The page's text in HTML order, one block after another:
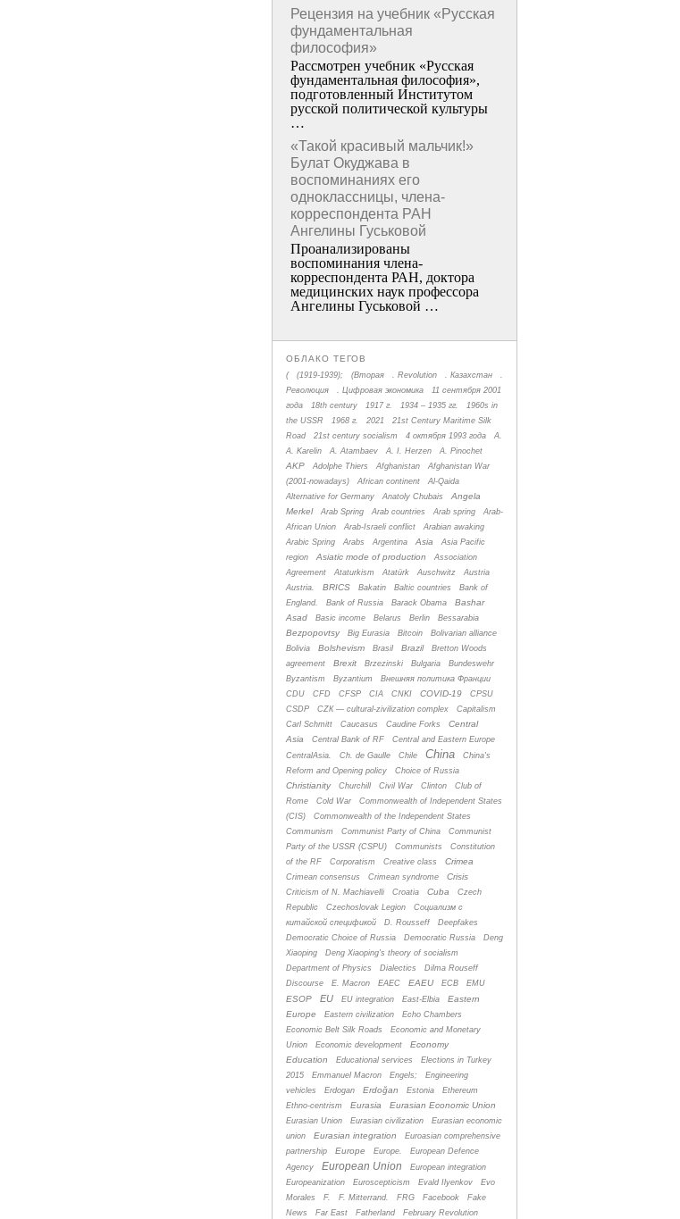
Рецензия на учебник «Русская
фундаментальная
философия»
Рассмотрен учебник «Русская
фундаментальная философия»,
подготовленный Институтом
русской политической культуры
…
«Такой красивый мальчик!»
Булат Окуджава в
воспоминаниях его
одноклассницы, члена-
корреспондента РАН
Ангелины Гуськовой
Проанализированы
воспоминания члена­
корреспондента РАН, доктора
медицинских наук профессора
Ангелины Гуськовой …
ОБЛАКО ТЕГОВ
( (1919-1939); (Вторая . Revolution . Казахстан
.
Революция
. Цифровая экономика
11 сентября 2001
года
18th century 1917 г. 1934 – 1935 гг.
1960s in
the USSR
1968 г. 2021
21st Century Maritime Silk
Road
21st century socialism 4 октября 1993 года
A.
A. Karelin
A. Atambaev A. I. Herzen A. Pinochet
AKP Adolphe Thiers Afghanistan
Afghanistan War
(2001-nowadays)
African continent
Al-Qaida
Alternative for Germany
Anatoly Chubais
Angela
Merkel
Arab Spring Arab countries Arab spring
Arab-
African Union
Arab-Israeli conflict
Arabian awaking
Arabic Spring
Arabs Argentina Asia
Asia Pacific
region
Asiatic mode of production
Association
Agreement
Ataturkism Atatürk Auschwitz
Austria
Austria.
BRICS Bakatin Baltic countries
Bank of
England.
Bank of Russia Barack Obama
Bashar
Asad
Basic income Belarus Berlin Bessarabia
Bezpopovtsy Big Eurasia Bitcoin
Bolivarian alliance
Bolivia
Bolshevism Brasil Brazil
Bretton Woods
agreement
Brexit Brzezinski Bulgaria
Bundeswehr
Byzantism
Byzantium
Bнешняя политика Франции
CDU
CFD CFSP CIA CNKI COVID-19
CPSU
CSDP
CZК — cultural-zivilization complex
Capitalism
Carl Schmitt
Caucasus Caudine Forks
Central
Asia
Central Bank of RF
Central and Eastern Europe
CentralAsia.
Ch. de Gaulle Chile China
China's
Reform and Opening policy
Choice of Russia
Christianity Churchill Civil War Clinton
Club of
Rome
Cold War
Commonwealth of Independent States
(CIS)
Commonwealth of the Independent States
Communism
Communist Party of China
Communist
Party of the USSR (CSPU)
Communists
Constitution
of the RF
Corporatism Creative class Crimea
Crimean consensus Crimean syndrome Crisis
Criticism of N. Machiavelli Croatia Cuba
Czech
Republic
Czechoslovak Legion
Cоциализм с
китайской спецификой
D. Rousseff
Deepfakes
Democratic Choice of Russia
Democratic Russia
Deng
Xiaoping
Deng Xiaoping's theory of socialism
Department of Physics
Dialectics
Dilma Rouseff
Discourse
E. Macron EAEC EAEU ECB EMU
ESOP EU EU integration East-Elbia
Eastern
Europe
Eastern civilization
Echo Chambers
Economic Belt Silk Roads
Economic and Monetary
Union
Economic development
Economy
Education
Educational services
Elections in Turkey
2015
Emmanuel Macron Engels;
Engineering
vehicles
Erdogan Erdoğan Estonia
Ethereum
Ethno-centrism
Eurasia Eurasian Economic Union
Eurasian Union Eurasian civilization
Eurasian economic
union
Eurasian integration
Euroasian comprehensive
partnership
Europe Europe.
European Defence
Agency
European Union
European integration
Europeanization
Euroscepticism Evald Ilyenkov
Evo
Morales
F. F. Mitterrand. FRG Facebook
Fake
News
Far East Fatherland
February Revolution